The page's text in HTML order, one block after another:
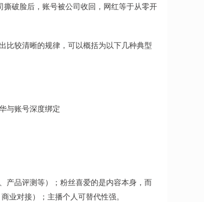
破脸后，账号被公司收回，网红等于从零开
比较清晰的规律，可以概括为以下几种典型
与账号深度绑定
产品评测等）；粉丝喜爱的是内容本身，而
业对接）；主播个人可替代性强。